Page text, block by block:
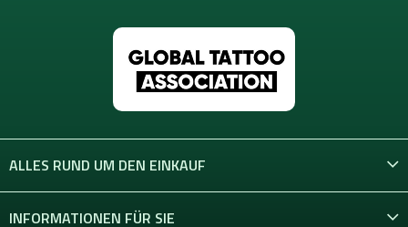
ALLES RUND UM DEN EINKAUF
INFORMATIONEN FÜR SIE